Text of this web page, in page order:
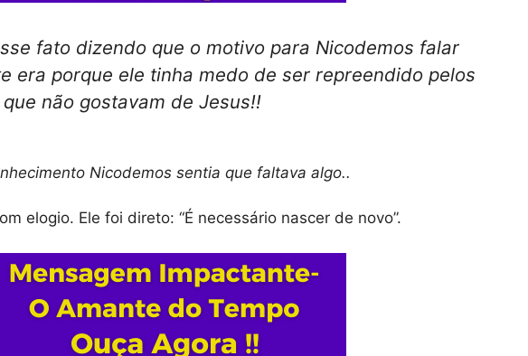
fato dizendo que o motivo para Nicodemos falar
era porque ele tinha medo de ser repreendido pelos
não gostavam de Jesus!!
Nicodemos sentia que faltava algo..
elogio. Ele foi direto: “É necessário nascer de novo”.